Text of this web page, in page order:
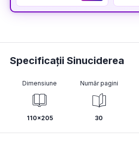
Specificații Sinuciderea
Dimensiune
110x205
Număr pagini
30